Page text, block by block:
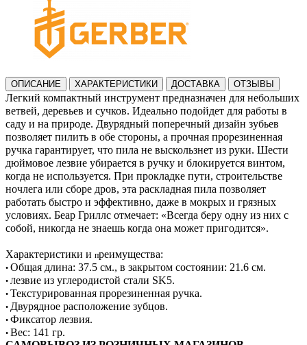
ОПИСАНИЕ ХАРАКТЕРИСТИКИ ДОСТАВКА ОТЗЫВЫ
Легкий компактный инструмент предназначен для небольших
ветвей, деревьев и сучков. Идеально подойдет для работы в
саду и на природе. Двурядный поперечный дизайн зубьев
позволяет пилить в обе стороны, а прочная прорезиненная
ручка гарантирует, что пила не выскользнет из руки. Шести
дюймовое лезвие убирается в ручку и блокируется винтом,
когда не используется. При прокладке пути, строительстве
ночлега или сборе дров, эта раскладная пила позволяет
работать быстро и эффективно, даже в мокрых и грязных
условиях. Беар Гриллс отмечает: «Всегда беру одну из них с
собой, никогда не знаешь когда она может пригодится».
Характеристики и преимущества:
• Общая длина: 37.5 см., в закрытом состоянии: 21.6 см.
• Лезвие из углеродистой стали SK5.
• Текстурированная прорезиненная ручка.
• Двурядное расположение зубцов.
• Фиксатор лезвия.
• Вес: 141 гр.